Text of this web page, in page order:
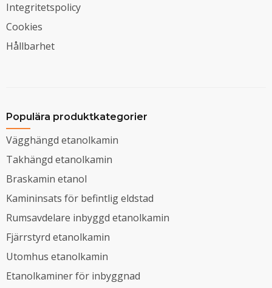
Integritetspolicy
Cookies
Hållbarhet
Populära produktkategorier
Vägghängd etanolkamin
Takhängd etanolkamin
Braskamin etanol
Kamininsats för befintlig eldstad
Rumsavdelare inbyggd etanolkamin
Fjärrstyrd etanolkamin
Utomhus etanolkamin
Etanolkaminer för inbyggnad